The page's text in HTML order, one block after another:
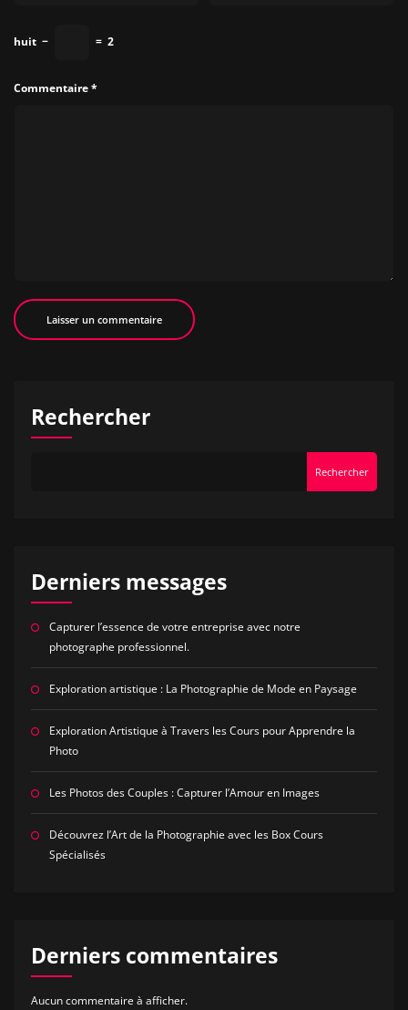
huit − = 2
Commentaire*
Rechercher
Rechercher
Derniers messages
Capturer l’essence de votre entreprise avec notre
photographe professionnel.
Exploration artistique : La Photographie de Mode en Paysage
Exploration Artistique à Travers les Cours pour Apprendre la
Photo
Les Photos des Couples : Capturer l’Amour en Images
Découvrez l’Art de la Photographie avec les Box Cours
Spécialisés
Derniers commentaires
Aucun commentaire à afficher.